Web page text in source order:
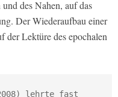
des Nahen, auf das
Der Wiederaufbau einer
der Lektüre des epochalen
lehrte fast